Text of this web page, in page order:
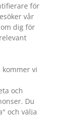
för
vår
dig för
vi
och
Du
och välja